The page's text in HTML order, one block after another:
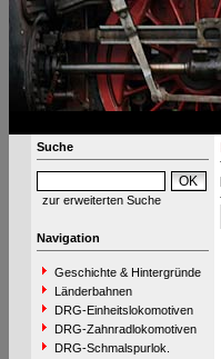
Suche
zur erweiterten Suche
Navigation
Geschichte & Hintergründe
Länderbahnen
DRG-Einheitslokomotiven
DRG-Zahnradlokomotiven
DRG-Schmalspurlok.